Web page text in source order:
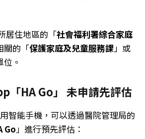
居住地區的「社會福利署綜合家庭
關的「保護家庭及兒童服務課 」或
。
「HA Go」 未申請先評估
智能手機，可以透過醫院管理局的
Go 」進行預先評估：